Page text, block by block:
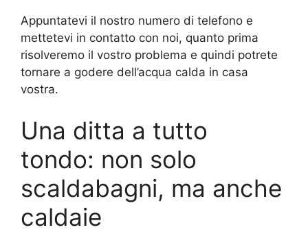
Appuntatevi il nostro numero di telefono e
mettetevi in contatto con noi, quanto prima
risolveremo il vostro problema e quindi potrete
tornare a godere dell’acqua calda in casa
vostra.
Una ditta a tutto
tondo: non solo
scaldabagni, ma anche
caldaie